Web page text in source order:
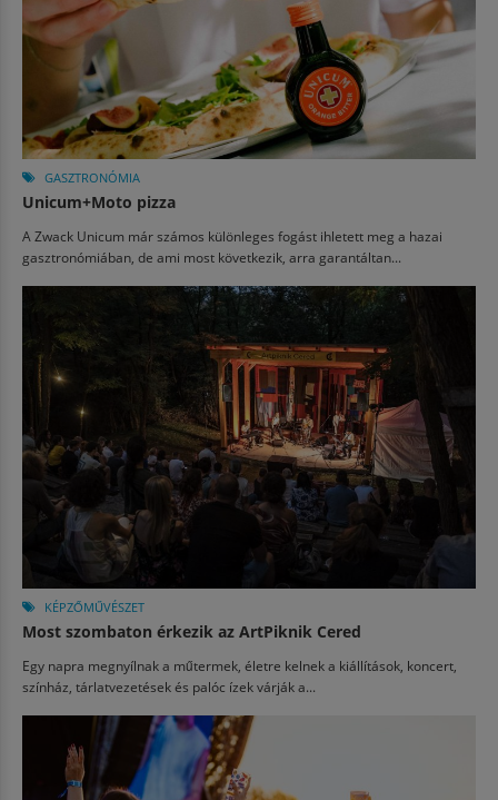
GASZTRONÓMIA
Unicum+Moto pizza
A Zwack Unicum már számos különleges fogást ihletett meg a hazai
gasztronómiában, de ami most következik, arra garantáltan...
KÉPZŐMŰVÉSZET
Most szombaton érkezik az ArtPiknik Cered
Egy napra megnyílnak a műtermek, életre kelnek a kiállítások, koncert,
színház, tárlatvezetések és palóc ízek várják a...